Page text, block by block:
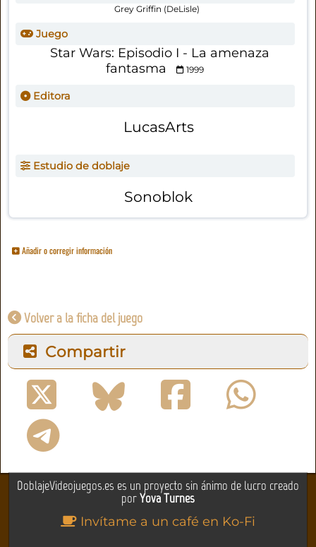
Grey Griffin (DeLisle)
Juego
Star Wars: Episodio I - La amenaza
fantasma
1999
Editora
LucasArts
Estudio de doblaje
Sonoblok
Añadir o corregir información
Volver a la ficha del juego
Compartir
DoblajeVideojuegos.es es un proyecto sin ánimo de lucro creado
porYova Turnes
Invítame a un café en Ko-Fi